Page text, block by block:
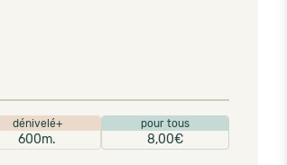
dénivelé+
600m.
pour tous
8,00€